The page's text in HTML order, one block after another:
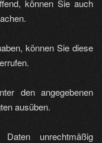
können Sie auch
können Sie diese
den angegebenen
ausüben.
unrechtmäßig